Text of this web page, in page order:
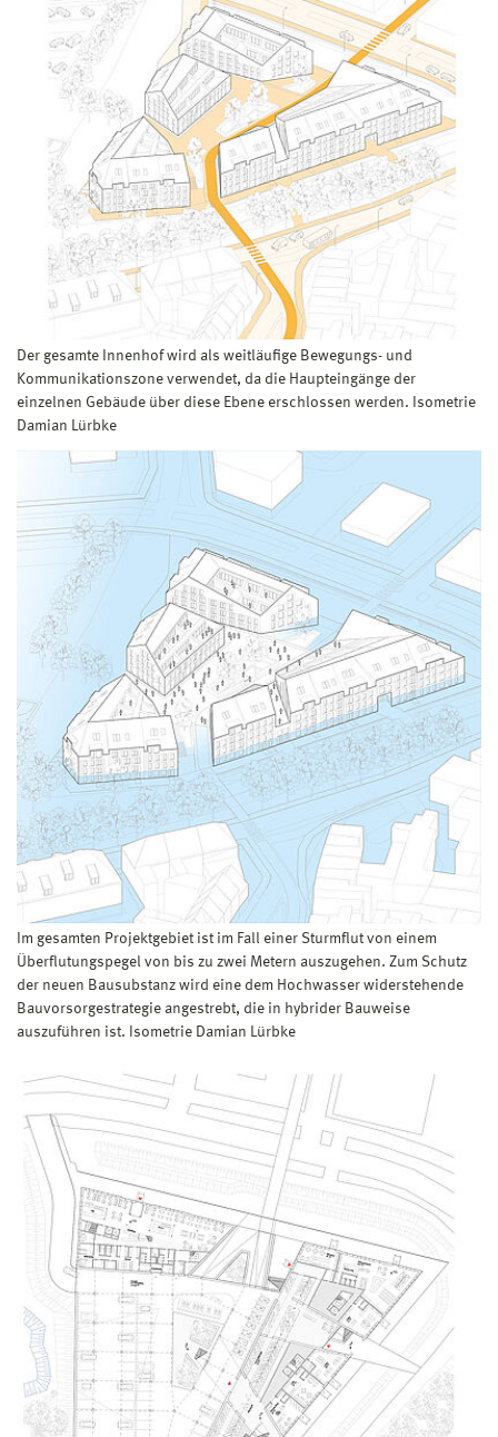
Der gesamte Innenhof wird als weitläufige Bewegungs- und
Kommunikationszone verwendet, da die Haupteingänge der
einzelnen Gebäude über diese Ebene erschlossen werden. Isometrie
Damian Lürbke
Im gesamten Projektgebiet ist im Fall einer Sturmflut von einem
Überflutungspegel von bis zu zwei Metern auszugehen. Zum Schutz
der neuen Bausubstanz wird eine dem Hochwasser widerstehende
Bauvorsorgestrategie angestrebt, die in hybrider Bauweise
auszuführen ist. Isometrie Damian Lürbke